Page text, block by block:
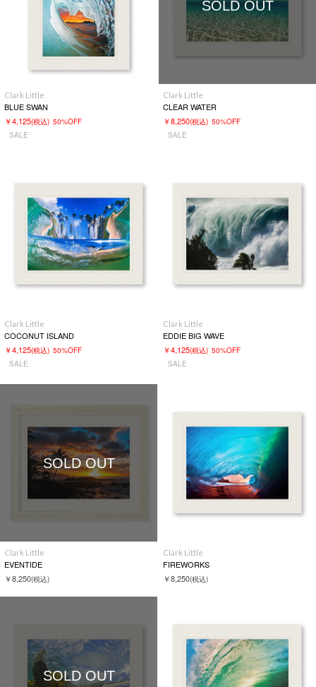
Clark Little
BLUE SWAN
￥4,125(税込) 50%OFF
SALE
SOLD OUT
Clark Little
CLEAR WATER
￥8,250(税込) 50%OFF
SALE
Clark Little
COCONUT ISLAND
￥4,125(税込) 50%OFF
SALE
Clark Little
EDDIE BIG WAVE
￥4,125(税込) 50%OFF
SALE
SOLD OUT
Clark Little
EVENTIDE
￥8,250(税込)
Clark Little
FIREWORKS
￥8,250(税込)
SOLD OUT